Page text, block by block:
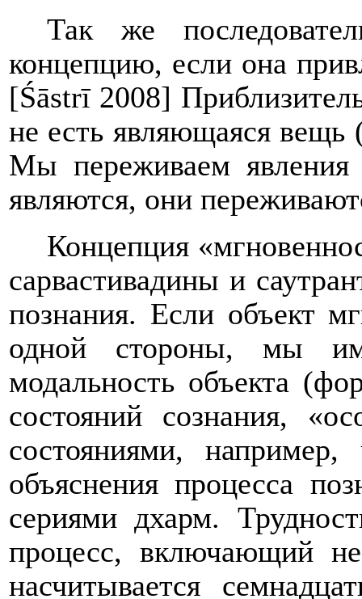
Так же
концепцию, если она
[Śāstrī 2008]
не есть являющаяся вещь
Мы переживаем явления
являются, они
Концепция
сарвастивадины и
познания. Если объект
одной стороны, мы
модальность объекта
состояний сознания,
состояниями,
объяснения процесса
сериями дхарм.
процесс, включающий
насчитывается